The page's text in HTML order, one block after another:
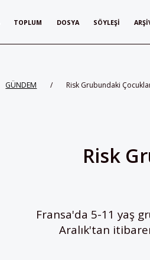
TOPLUM DOSYA SÖYLEŞI
GÜNDEM / Risk Grubundaki
Risk
Fransa'da 5-11 yaş
Aralık'tan